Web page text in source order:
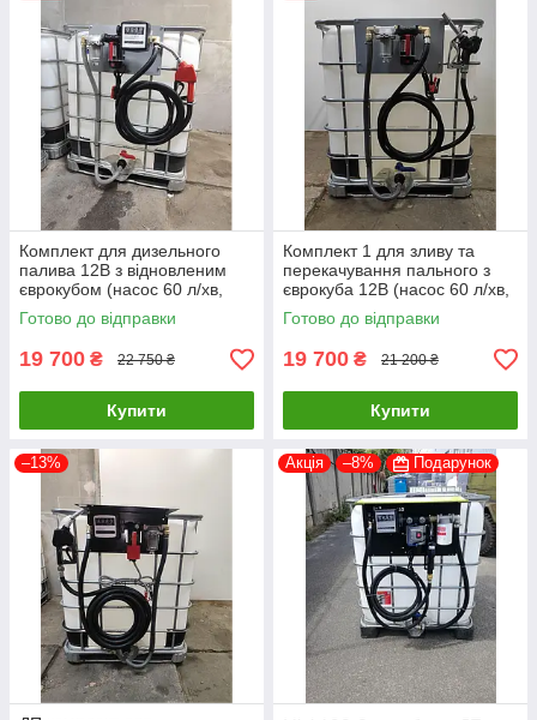
Комплект для дизельного
палива 12В з відновленим
єврокубом (насос 60 л/хв,
автоматичний пістолет,
лічильник, фільтр, шланги)
Готово до відправки
19 700 ₴ 22 750 ₴
Купити
Комплект 1 для зливу та
перекачування пального з
єврокуба 12В (насос 60 л/хв,
лічильник, пістолет, шланги,
фільтр)
Готово до відправки
19 700 ₴ 21 200 ₴
Купити
–13% Акція –8% Подарунок